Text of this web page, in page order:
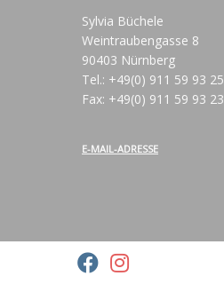
Sylvia Büchele
Weintraubengasse 8
90403 Nürnberg
Tel.: +49(0) 911 59 93 25
Fax: +49(0) 911 59 93 23
E-MAIL-ADRESSE